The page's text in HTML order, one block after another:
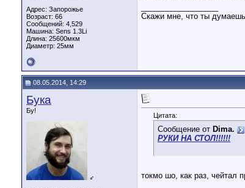
Адрес: Запорожье
Возраст: 66
Сообщений: 4,529
Машина: Sens 1.3Li
Длина: 25600мкм
Диаметр: 25мм
Скажи мне, что ты
08.05.2014, 14:29
Бука
Бу!
♂
Цитата:
Сообщение от Dima.
РУКИ НА СТОЛ!!!!!!
токмо шо, как раз, чейтал